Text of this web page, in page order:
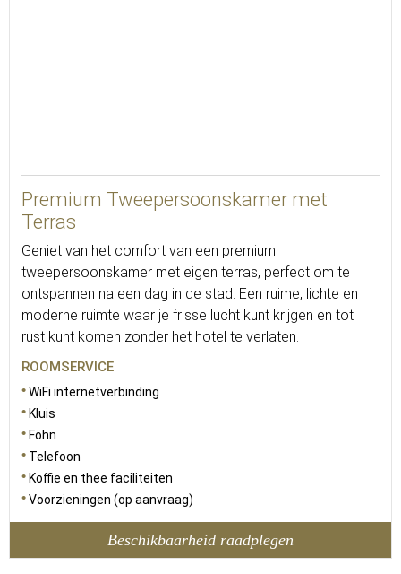
Premium Tweepersoonskamer met
Terras
Geniet van het comfort van een premium
tweepersoonskamer met eigen terras, perfect om te
ontspannen na een dag in de stad. Een ruime, lichte en
moderne ruimte waar je frisse lucht kunt krijgen en tot
rust kunt komen zonder het hotel te verlaten.
ROOMSERVICE
WiFi internetverbinding
Kluis
Föhn
Telefoon
Koffie en thee faciliteiten
Voorzieningen (op aanvraag)
Beschikbaarheid raadplegen